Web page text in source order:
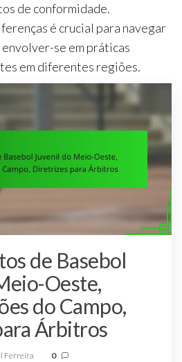
de conformidade.
é crucial para navegar
se em práticas
em diferentes regiões.
de Basebol
Oeste,
do Campo,
Árbitros
Ferreira 0